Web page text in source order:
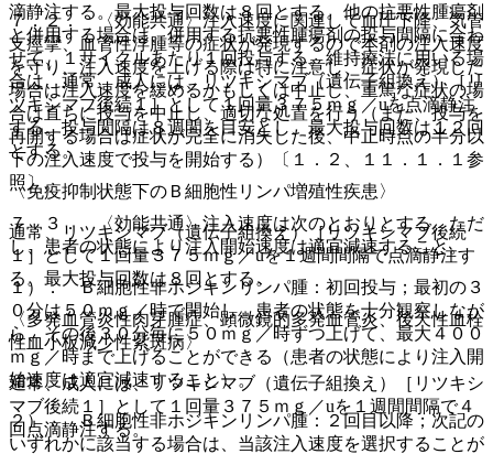
７．２． 〈効能共通〉注入速度に関連して血圧下降、気管
支痙攣、血管性浮腫等の症状が発現するので本剤の注入速度
を守り、注入速度を上げる際は特に注意し、症状が発現した
場合は注入速度を緩めるかもしくは中止し、重篤な症状の場
合は直ちに投与を中止し、適切な処置を行う（また、投与を
再開する場合は症状が完全に消失した後、中止時点の半分以
下の注入速度で投与を開始する）〔１．２、１１．１．１参
照〕。
７．３． 〈効能共通〉注入速度は次のとおりとする。ただ
し、患者の状態により注入開始速度は適宜減速すること。
１）． Ｂ細胞性非ホジキンリンパ腫：初回投与；最初の３
０分は５０ｍｇ／時で開始し、患者の状態を十分観察しなが
ら、その後３０分毎に５０ｍｇ／時ずつ上げて、最大４００
ｍｇ／時まで上げることができる（患者の状態により注入開
始速度は適宜減速すること）。
２）． Ｂ細胞性非ホジキンリンパ腫：２回目以降；次記の
いずれかに該当する場合は、当該注入速度を選択することが
滴静注する。最大投与回数は８回とする。他の抗悪性腫瘍剤
と併用する場合は、併用する抗悪性腫瘍剤の投与間隔に合わ
せて、１サイクルあたり１回投与する。維持療法に用いる場
合は、通常、成人には、リツキシマブ（遺伝子組換え）［リ
ツキシマブ後続１］として１回量３７５ｍｇ／uを点滴静注
する。投与間隔は８週間を目安とし、最大投与回数は１２回
とする。
〈免疫抑制状態下のＢ細胞性リンパ増殖性疾患〉
通常、リツキシマブ（遺伝子組換え）［リツキシマブ後続
１］として１回量３７５ｍｇ／uを１週間間隔で点滴静注す
る。最大投与回数は８回とする。
〈多発血管炎性肉芽腫症、顕微鏡的多発血管炎、後天性血栓
性血小板減少性紫斑病〉
通常、成人には、リツキシマブ（遺伝子組換え）［リツキシ
マブ後続１］として１回量３７５ｍｇ／uを１週間間隔で４
回点滴静注する。